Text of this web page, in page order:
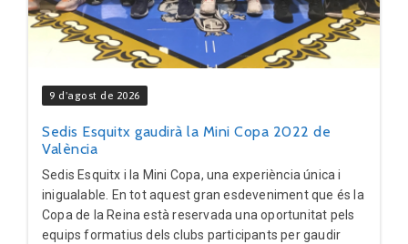
9 d'agost de 2026
Sedis Esquitx gaudirà la Mini Copa 2022 de
València
Sedis Esquitx i la Mini Copa, una experiència única i
inigualable. En tot aquest gran esdeveniment que és la
Copa de la Reina està reservada una oportunitat pels
equips formatius dels clubs participants per gaudir